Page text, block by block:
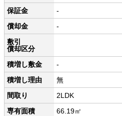
保証金
-
償却金
-
敷引
償却区分
積増し敷金
-
積増し理由
無
間取り
2LDK
専有面積
66.19㎡